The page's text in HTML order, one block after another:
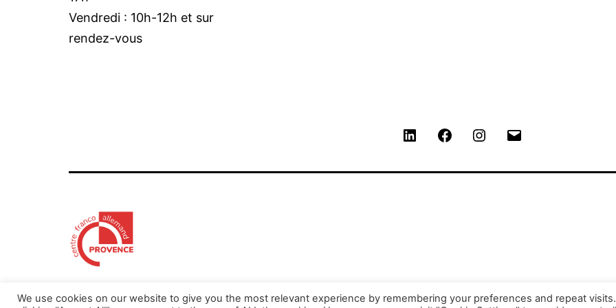
Vendredi : 10h-12h et sur
rendez-vous
LinkedIn FacebookInstagram
We use cookies on our website to give you the most relevant experience by remembering your preferences and repeat